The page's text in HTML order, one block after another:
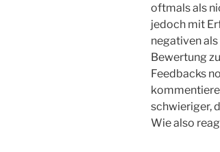
oftmals als
jedoch mit
negativen
Bewertung
Feedbacks
schwieriger,
Wie also